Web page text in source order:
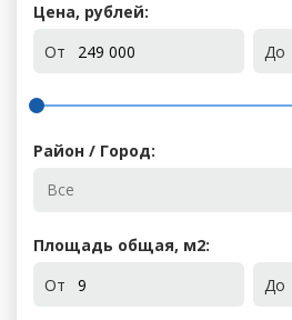
Цена, рублей:
От
До
Район / Город:
Площадь общая, м2:
От
До